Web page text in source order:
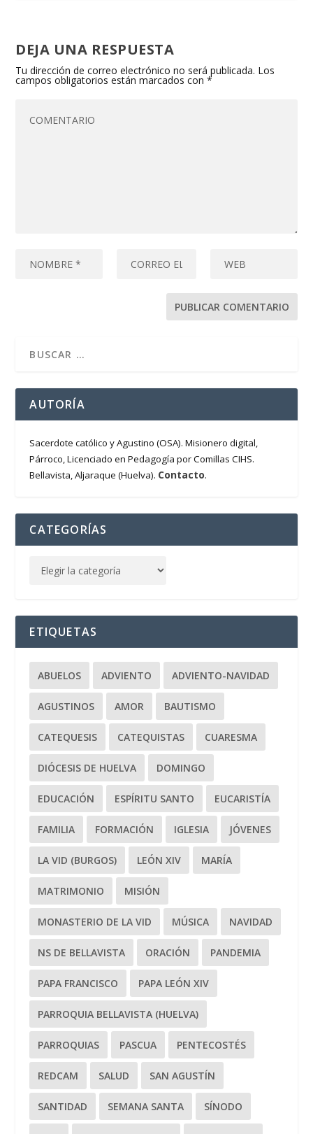
DEJA UNA RESPUESTA
Tu dirección de correo electrónico no será publicada. Los
campos obligatorios están marcados con*
AUTORÍA
Sacerdote católico y Agustino (OSA). Misionero digital,
Párroco, Licenciado en Pedagogía por Comillas CIHS.
Bellavista, Aljaraque (Huelva). Contacto.
CATEGORÍAS
ETIQUETAS
ABUELOS ADVIENTO ADVIENTO-NAVIDAD
AGUSTINOS AMOR BAUTISMO
CATEQUESIS CATEQUISTAS CUARESMA
DIÓCESIS DE HUELVA DOMINGO
EDUCACIÓN ESPÍRITU SANTO EUCARISTÍA
FAMILIA FORMACIÓN IGLESIA JÓVENES
LA VID (BURGOS) LEÓN XIV MARÍA
MATRIMONIO MISIÓN
MONASTERIO DE LA VID MÚSICA NAVIDAD
NS DE BELLAVISTA ORACIÓN PANDEMIA
PAPA FRANCISCO PAPA LEÓN XIV
PARROQUIA BELLAVISTA (HUELVA)
PARROQUIAS PASCUA PENTECOSTÉS
REDCAM SALUD SAN AGUSTÍN
SANTIDAD SEMANA SANTA SÍNODO